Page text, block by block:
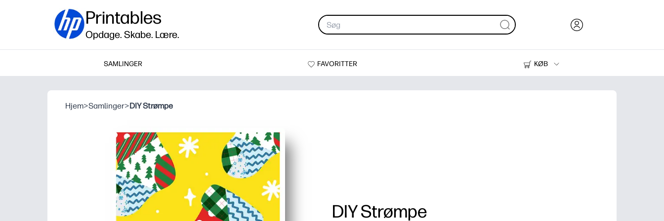
Printables
Opdage. Skabe. Lære.
SAMLINGER FAVORITTER
KØB
Printere
Hjem>Samlinger>DIY Strømpe
DIY Strømpe